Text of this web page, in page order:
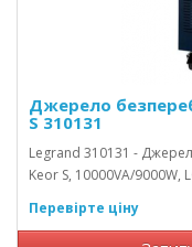
Джерело
S 310131
Legrand 310131 -
Keor S, 10000VA/9000W,
Перевірте ціну